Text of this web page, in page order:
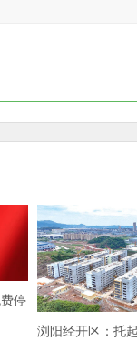
停
浏阳经开区：托